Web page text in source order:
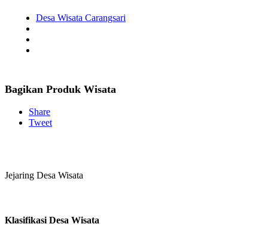
Desa Wisata Carangsari
Bagikan Produk Wisata
Share
Tweet
Jejaring Desa Wisata
Klasifikasi Desa Wisata